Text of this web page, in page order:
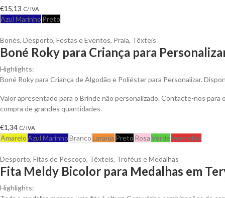
€15,13 C/ IVA
Azul Marinho Preto
Bonés, Desporto, Festas e Eventos, Praia, Têxteis
Boné Roky para Criança para
Highlights:
Boné Roky para Criança de Algodão e Poliéster para Personalizar.
Valor apresentado para o Brinde não personalizado. Contacte-nos para
compra de grandes quantidades.
€1,34 C/ IVA
AmareloAzul MarinhoBrancoLaranja Preto RosaVerdeVermelho
Desporto, Fitas de Pescoço, Têxteis, Troféus e Medalhas
Fita Meldy Bicolor para Medalhas em
Highlights: